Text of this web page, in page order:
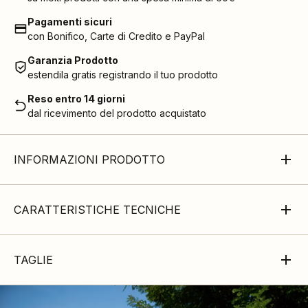
Pagamenti sicuri
con Bonifico, Carte di Credito e PayPal
Garanzia Prodotto
estendila gratis registrando il tuo prodotto
Reso entro 14 giorni
dal ricevimento del prodotto acquistato
INFORMAZIONI PRODOTTO
CARATTERISTICHE TECNICHE
TAGLIE